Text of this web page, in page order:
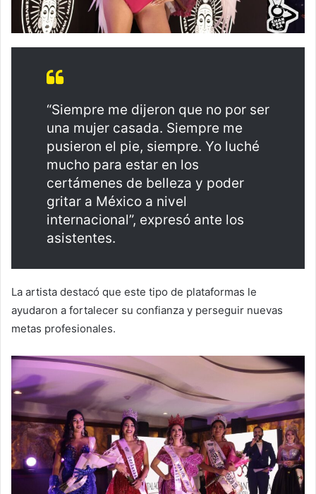
“Siempre me dijeron que no por ser
una mujer casada. Siempre me
pusieron el pie, siempre. Yo luché
mucho para estar en los
certámenes de belleza y poder
gritar a México a nivel
internacional”, expresó ante los
asistentes.
La artista destacó que este tipo de plataformas le
ayudaron a fortalecer su confianza y perseguir nuevas
metas profesionales.